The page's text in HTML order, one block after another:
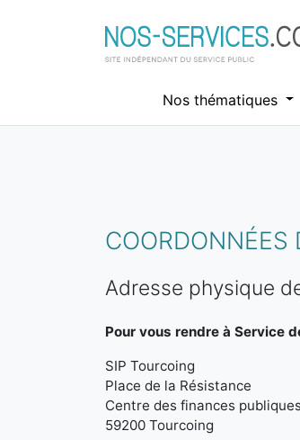
Nos thématiques
Adresse physique
Pour vous rendre à Service
SIP Tourcoing
Place de la Résistance
Centre des finances
59200 Tourcoing